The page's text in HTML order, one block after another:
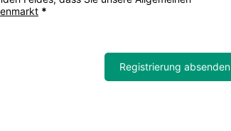
*
Registrierung absenden